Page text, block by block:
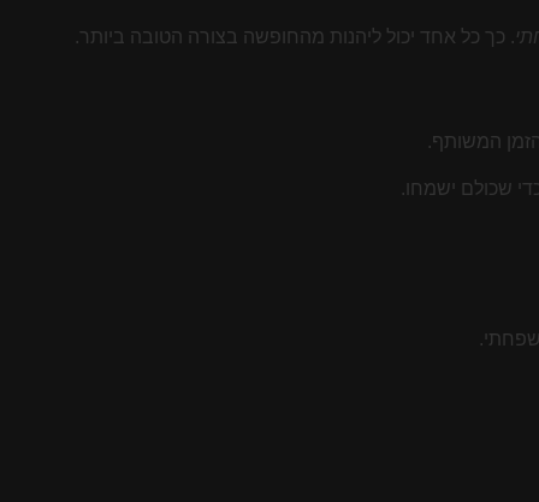
. כך כל אחד יכול ליהנות מהחופשה בצורה הטובה ביותר.
המשותף.
שכולם ישמחו.